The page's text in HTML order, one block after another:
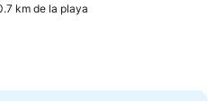
km de la playa